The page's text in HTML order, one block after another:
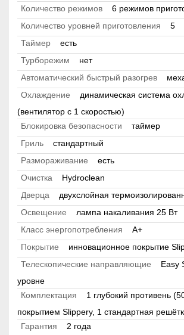
Количество режимов
6 режимов
Количество уровней приготовления
5
Таймер
есть
Турборежим
нет
Автоматический быстрый разогрев
Охлаждение
динамическая система
(вентилятор с 1 скоростью)
Блокировка безопасности
таймер
Гриль
стандартный
Размораживание
есть
Очистка
Hydroclean
Дверца
двухслойная
Освещение
лампа накаливания 25 Вт
Класс энергопотребления
A+
Покрытие
инновационное покрытие
Телескопические направляющие
Easy
уровне
Комплектация
1 глубокий противень
покрытием Slippery, 1 стандартная
Гарантия
2 года